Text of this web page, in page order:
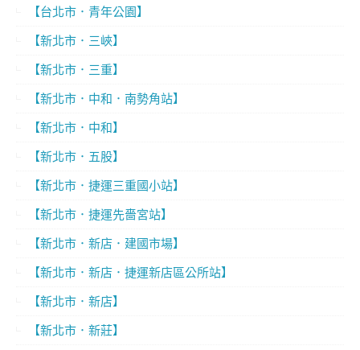
【台北市．青年公園】
【新北市．三峽】
【新北市．三重】
【新北市．中和．南勢角站】
【新北市．中和】
【新北市．五股】
【新北市．捷運三重國小站】
【新北市．捷運先嗇宮站】
【新北市．新店．建國市場】
【新北市．新店．捷運新店區公所站】
【新北市．新店】
【新北市．新莊】